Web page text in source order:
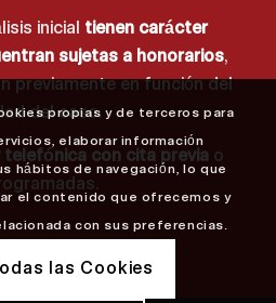
inicial tienen carácter
sujetas a honorarios,
previamente en función del
del caso.
con cita previa o
propias y de terceros para
elaborar información
hábitos de navegación, lo que
el contenido que ofrecemos y
con sus preferencias.
las Cookies